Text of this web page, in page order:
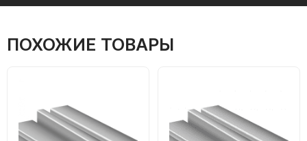
ПОХОЖИЕ ТОВАРЫ